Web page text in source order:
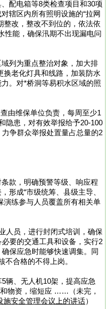
配电箱等8类检查项目和30项
辖区内所有照明设施的“拉网
整改，整改不到位的，依法依
性能，确保汛期不出现漏电问
列为重点整治对象，加大排
换老化灯具和线路，加装防水
。对*桥洞等易积水区域的照
由维保单位负责，每周至少1
隐患，对有效举报给予20-100
争群众举报处置量占总量的2
款，明确预警等级、响应程
形成“市级统筹、县级主导、
演练参与人员覆盖所有相关单
人员，进行封闭式培训，确保
要的交通工具和设备，实行2
保应急时能够快速调集。同
合格的不得上岗。
辆、无人机10架，提高应急
物资，缩短应 ……（未完，
施安全管理会议上的讲话）